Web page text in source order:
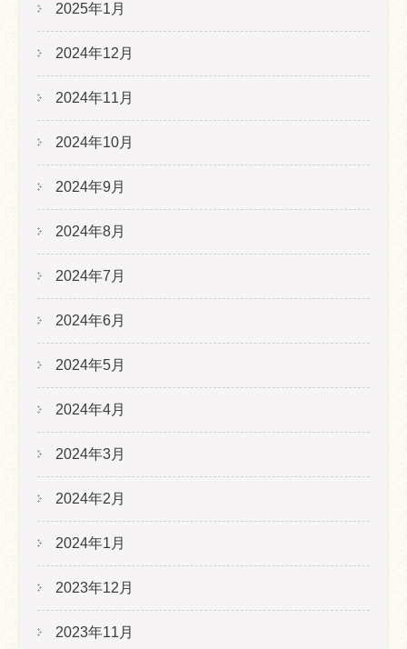
2025年1月
2024年12月
2024年11月
2024年10月
2024年9月
2024年8月
2024年7月
2024年6月
2024年5月
2024年4月
2024年3月
2024年2月
2024年1月
2023年12月
2023年11月